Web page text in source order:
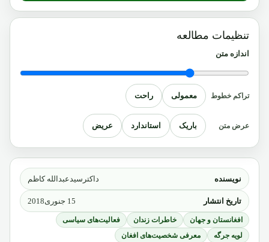
نویسنده داکترسیدعبدالله کاظم
تاریخ انتشار 15 جنوری2018
افغانستان و جهان خاطرات زندان
فعالیت‌های سیاسی
لویه جرگه
معرفی شخصیت‌های افغان
تنظیمات مطالعه
اندازه متن
تراکم خطوط معمولی راحت
عرض متن باریک استاندارد عریض